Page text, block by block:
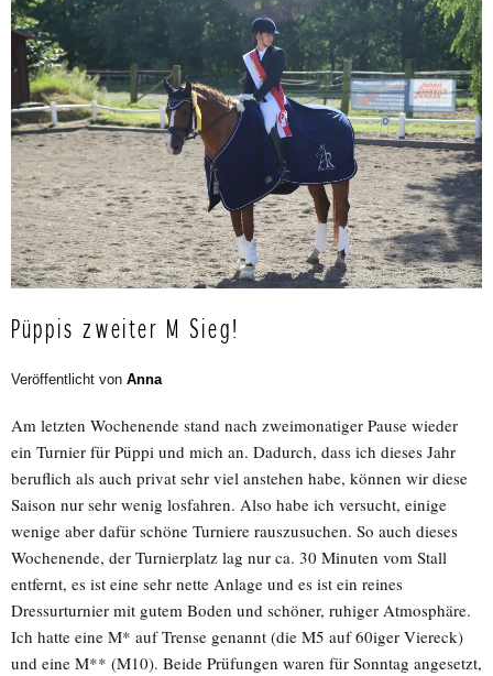
Püppis zweiter M Sieg!
Veröffentlicht von Anna
Am letzten Wochenende stand nach zweimonatiger Pause wieder
ein Turnier für Püppi und mich an. Dadurch, dass ich dieses Jahr
beruflich als auch privat sehr viel anstehen habe, können wir diese
Saison nur sehr wenig losfahren. Also habe ich versucht, einige
wenige aber dafür schöne Turniere rauszusuchen. So auch dieses
Wochenende, der Turnierplatz lag nur ca. 30 Minuten vom Stall
entfernt, es ist eine sehr nette Anlage und es ist ein reines
Dressurturnier mit gutem Boden und schöner, ruhiger Atmosphäre.
Ich hatte eine M* auf Trense genannt (die M5 auf 60iger Viereck)
und eine M** (M10). Beide Prüfungen waren für Sonntag angesetzt,